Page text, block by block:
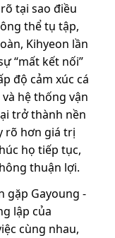
tại sao điều
thể tụ tập,
Kihyeon lần
“mất kết nối”
độ cảm xúc cá
hệ thống vận
trở thành nền
rõ hơn giá trị
họ tiếp tục,
thuận lợi.
gặp Gayoung -
lập của
cùng nhau,